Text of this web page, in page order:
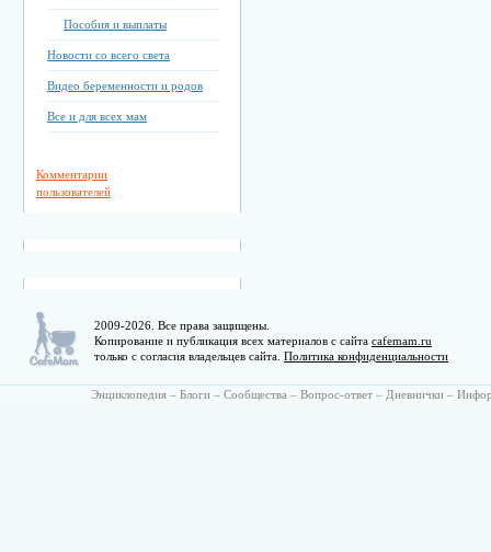
Пособия и выплаты
Новости со всего света
Видео беременности и родов
Все и для всех мам
Комментарии
пользователей
2009-2026. Все права защищены.
Копирование и публикация всех материалов с сайта cafemam.ru
только с согласия владельцев сайта. Политика конфиденциальности
Энциклопедия – Блоги – Сообщества – Вопрос-ответ – Дневнички –